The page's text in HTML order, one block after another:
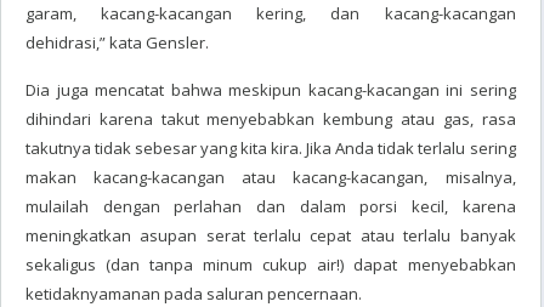
garam, kacang-kacangan kering, dan kacang-kacangan
dehidrasi,” kata Gensler.
Dia juga mencatat bahwa meskipun kacang-kacangan ini sering
dihindari karena takut menyebabkan kembung atau gas, rasa
takutnya tidak sebesar yang kita kira. Jika Anda tidak terlalu sering
makan kacang-kacangan atau kacang-kacangan, misalnya,
mulailah dengan perlahan dan dalam porsi kecil, karena
meningkatkan asupan serat terlalu cepat atau terlalu banyak
sekaligus (dan tanpa minum cukup air!) dapat menyebabkan
ketidaknyamanan pada saluran pencernaan.